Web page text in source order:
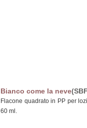
Bianco come la neve
Flacone quadrato in PP per
60 ml.